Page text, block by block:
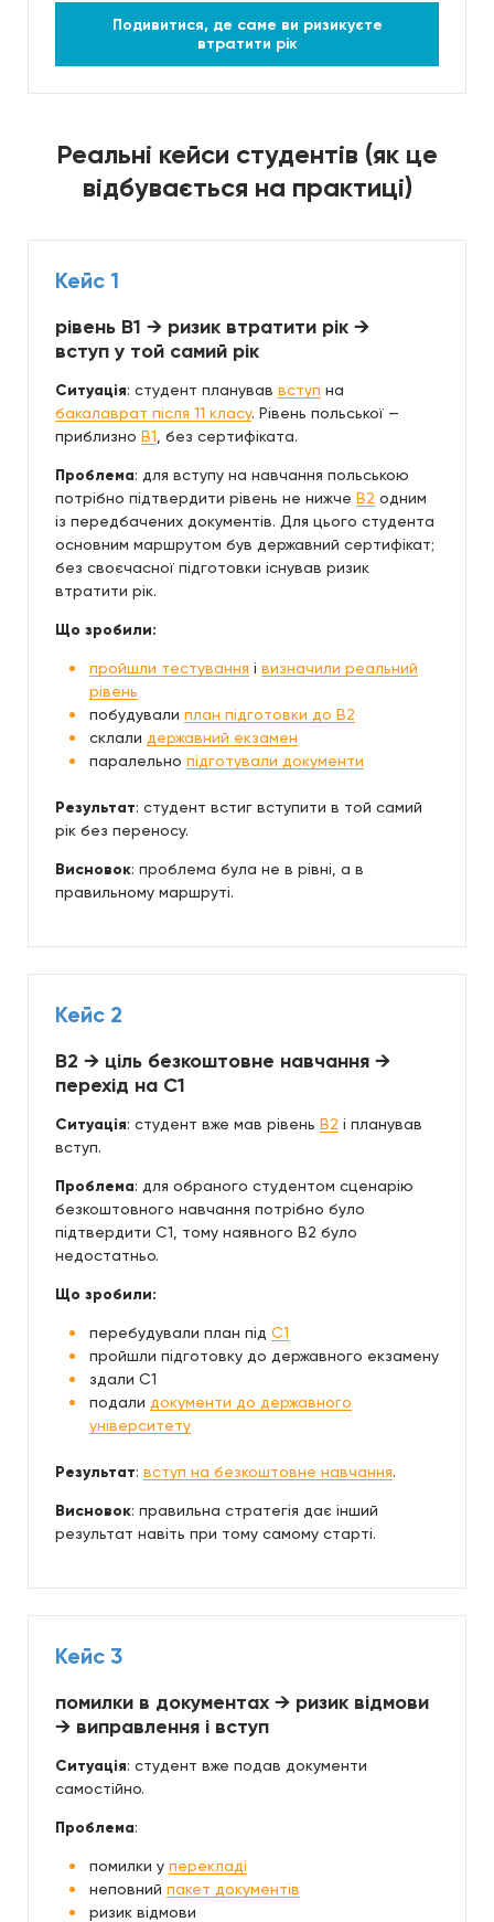
Подивитися, де саме ви ризикуєте
втратити рік
Реальні кейси студентів (як це
відбувається на практиці)
Кейс 1
рівень B1 → ризик втратити рік →
вступ у той самий рік
Ситуація: студент планував вступ на
бакалаврат після 11 класу. Рівень польської —
приблизно B1 , без сертифіката.
Проблема: для вступу на навчання польською
потрібно підтвердити рівень не нижче B2 одним
із передбачених документів. Для цього студента
основним маршрутом був державний сертифікат;
без своєчасної підготовки існував ризик
втратити рік.
Що зробили:
пройшли тестування і визначили реальний
рівень
побудували план підготовки до B2
склали державний екзамен
паралельно підготували документи
Результат: студент встиг вступити в той самий
рік без переносу.
Висновок: проблема була не в рівні, а в
правильному маршруті.
Кейс 2
B2 → ціль безкоштовне навчання →
перехід на C1
Ситуація: студент вже мав рівень B2 і планував
вступ.
Проблема: для обраного студентом сценарію
безкоштовного навчання потрібно було
підтвердити C1, тому наявного B2 було
недостатньо.
Що зробили:
перебудували план під C1
пройшли підготовку до державного екзамену
здали C1
подали документи до державного
університету
Результат: вступ на безкоштовне навчання.
Висновок: правильна стратегія дає інший
результат навіть при тому самому старті.
Кейс 3
помилки в документах → ризик відмови
→ виправлення і вступ
Ситуація: студент вже подав документи
самостійно.
Проблема:
помилки у перекладі
неповний пакет документів
ризик відмови